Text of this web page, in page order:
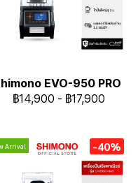
EVO-950 PRO
฿14,900 - ฿17,900
Arrival -40%